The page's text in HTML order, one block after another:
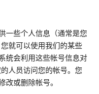
一些个人信息（通常是您
就可以使用我们的某些
统会利用这些帐号信息对
人员访问您的帐号。您
改或删除帐号。